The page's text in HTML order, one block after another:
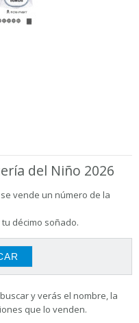
del Niño 2026
vende un número de la
décimo soñado.
y verás el nombre, la
que lo venden.